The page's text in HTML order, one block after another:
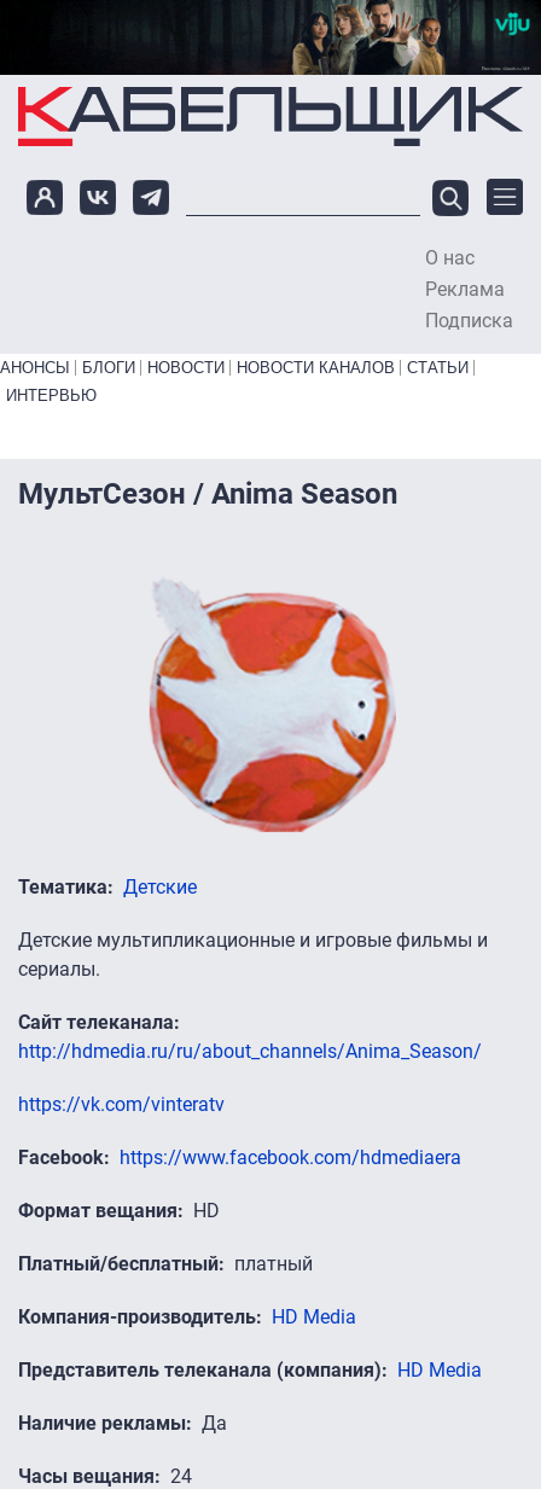
Перейти к основному содержанию
О нас
Реклама
Подписка
Primary links bottom
АНОНСЫ БЛОГИ НОВОСТИ НОВОСТИ КАНАЛОВ
СТАТЬИ
ИНТЕРВЬЮ
МультСезон / Anima Season
Тематика Детские
Детские мультипликационные и игровые фильмы и
сериалы.
Сайт телеканала
http://hdmedia.ru/ru/about_channels/Anima_Season/
https://vk.com/vinteratv
Facebook https://www.facebook.com/hdmediaera
Формат вещания HD
Платный/бесплатный платный
Компания-производитель HD Media
Представитель телеканала (компания) HD Media
Наличие рекламы Да
Часы вещания 24